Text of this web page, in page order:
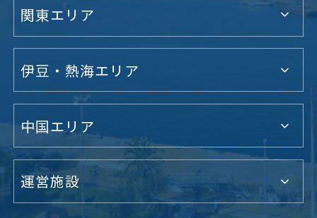
関東エリア
伊豆・熱海エリア
中国エリア
運営施設